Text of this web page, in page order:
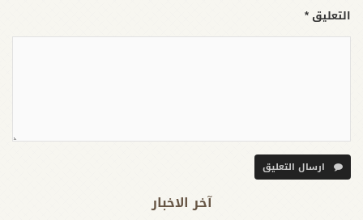
التعليق *
ارسال التعليق
آخر الاخبار